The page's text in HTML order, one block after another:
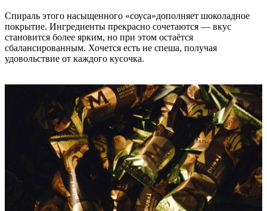
Спираль этого насыщенного «соуса»дополняет шоколадное
покрытие. Ингредиенты прекрасно сочетаются — вкус
становится более ярким, но при этом остаётся
сбалансированным. Хочется есть не спеша, получая
удовольствие от каждого кусочка.